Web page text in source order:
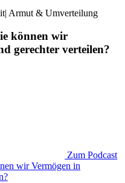
| Armut & Umverteilung
können wir
gerechter verteilen?
Zum Podcast
wir Vermögen in